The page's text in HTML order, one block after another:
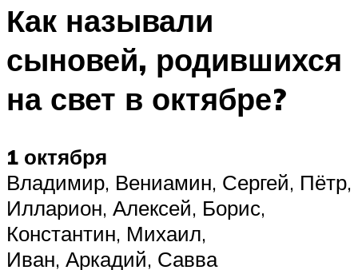
Как называли
сыновей, родившихся
на свет в октябре?
1 октября
Владимир, Вениамин, Сергей, Пётр,
Илларион, Алексей, Борис,
Константин, Михаил,
Иван, Аркадий, Савва